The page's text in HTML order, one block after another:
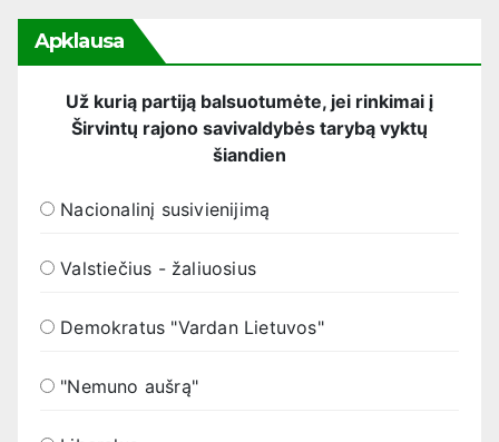
Apklausa
Už kurią partiją balsuotumėte, jei rinkimai į
Širvintų rajono savivaldybės tarybą vyktų
šiandien
Nacionalinį susivienijimą
Valstiečius - žaliuosius
Demokratus "Vardan Lietuvos"
"Nemuno aušrą"